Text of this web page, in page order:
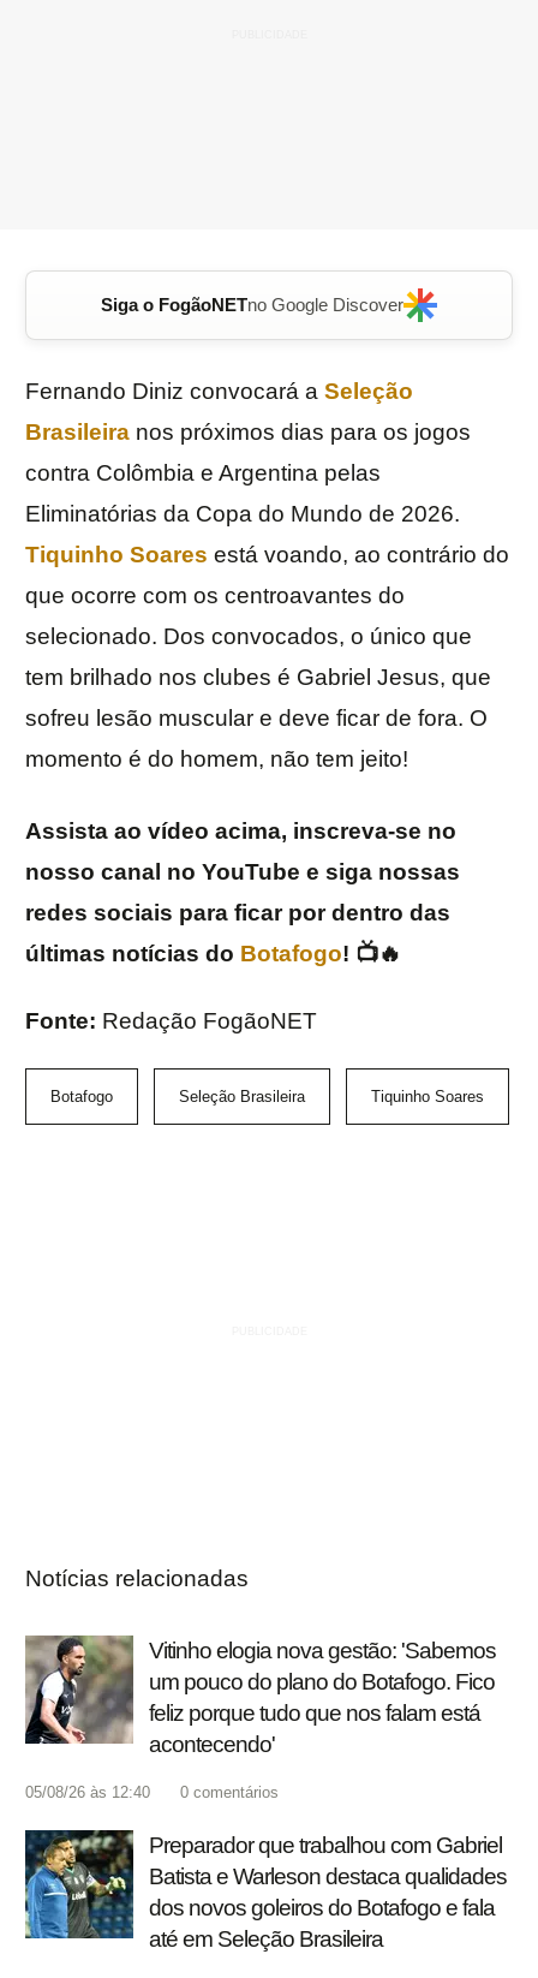
Siga o FogãoNETno Google Discover
Fernando Diniz convocará a Seleção
Brasileira nos próximos dias para os jogos
contra Colômbia e Argentina pelas
Eliminatórias da Copa do Mundo de 2026.
Tiquinho Soares está voando, ao contrário do
que ocorre com os centroavantes do
selecionado. Dos convocados, o único que
tem brilhado nos clubes é Gabriel Jesus, que
sofreu lesão muscular e deve ficar de fora. O
momento é do homem, não tem jeito!
Assista ao vídeo acima, inscreva-se no
nosso canal no YouTube e siga nossas
redes sociais para ficar por dentro das
últimas notícias do Botafogo! 📺🔥
Fonte: Redação FogãoNET
Botafogo Seleção Brasileira Tiquinho Soares
Notícias relacionadas
Vitinho elogia nova gestão: 'Sabemos
um pouco do plano do Botafogo. Fico
feliz porque tudo que nos falam está
acontecendo'
05/08/26 às 12:40 0 comentários
Preparador que trabalhou com Gabriel
Batista e Warleson destaca qualidades
dos novos goleiros do Botafogo e fala
até em Seleção Brasileira